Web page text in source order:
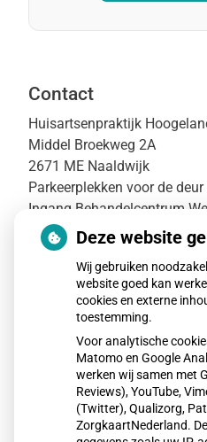
Contact
Huisartsenpraktijk
Middel Broekweg 2A
2671 ME Naaldwijk
Parkeerplekken voor de
Ingang Behandelcentrum
T: 0174-351035
E:
Wij willen benadrukken dat
de huisartsenpraktijk
van medische vragen.
bedoeld om afspraken te
aanvragen van recepten of
vraag heeft dan verzoeken
op te nemen met de
Deze website
Wij gebruiken
website goed kan
cookies en externe
toestemming.
Voor analytische
Matomo en Google
werken wij samen met
Reviews), YouTube,
(Twitter), Qualizorg,
ZorgkaartNederland.